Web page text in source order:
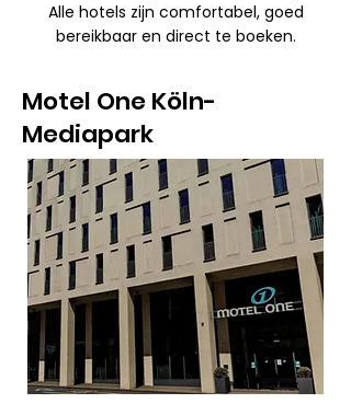
Alle hotels zijn comfortabel, goed
bereikbaar en direct te boeken.
Motel One Köln-
Mediapark